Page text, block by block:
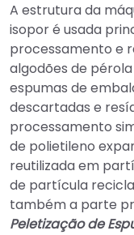
A estrutura da
isopor é usada
processamento e
algodões de
espumas de
descartadas e
processamento
de polietileno
reutilizada em
de partícula
também a parte
Peletização de